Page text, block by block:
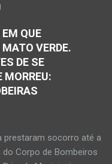
QUE
VERDE.
DE SE
MORREU:
prestaram socorro até a
Corpo de Bombeiros